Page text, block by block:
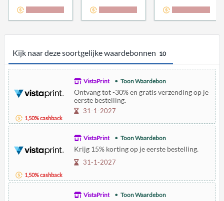
Kijk naar deze soortgelijke waardebonnen 10
1,50% cashback
VistaPrint Toon Waardebon
Ontvang tot -30% en gratis verzending op je
eerste bestelling.
31-1-2027
1,50% cashback
VistaPrint Toon Waardebon
Krijg 15% korting op je eerste bestelling.
31-1-2027
VistaPrint Toon Waardebon